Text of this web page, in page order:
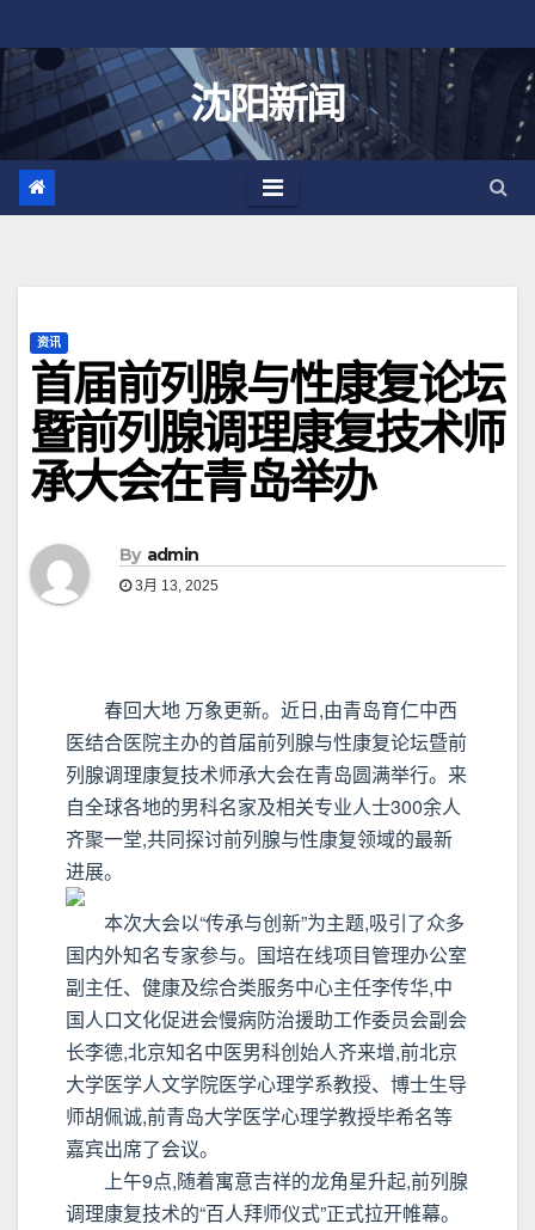
至
沈阳新闻
资讯
首届前列腺与性康复论坛
暨前列腺调理康复技术师
承大会在青岛举办
By admin
3月 13, 2025
春回大地 万象更新。近日,由青岛育仁中西
医结合医院主办的首届前列腺与性康复论坛暨前
列腺调理康复技术师承大会在青岛圆满举行。来
自全球各地的男科名家及相关专业人士300余人
齐聚一堂,共同探讨前列腺与性康复领域的最新
进展。
本次大会以“传承与创新”为主题,吸引了众多
国内外知名专家参与。国培在线项目管理办公室
副主任、健康及综合类服务中心主任李传华,中
国人口文化促进会慢病防治援助工作委员会副会
长李德,北京知名中医男科创始人齐来增,前北京
大学医学人文学院医学心理学系教授、博士生导
师胡佩诚,前青岛大学医学心理学教授毕希名等
嘉宾出席了会议。
上午9点,随着寓意吉祥的龙角星升起,前列腺
调理康复技术的“百人拜师仪式”正式拉开帷幕。